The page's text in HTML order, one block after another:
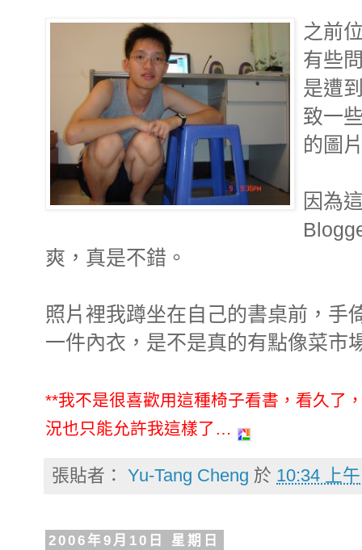
之前
有些
是遭
致一
的圖
因為
爽，真是不錯。
照片裡我蹲坐在自己的書桌前，手
一件內衣，是不是真的有點像菜
**我不是很喜歡用這種椅子看書，看久了
況也只能允許我這樣了…
張貼者： Yu-Tang Cheng 於 10:34 上午
2006年9月10日 星期日